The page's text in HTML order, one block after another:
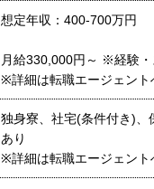
想定年収：400-700万円
月給330,000円～ ※経験・
※詳細は転職エージェント
独身寮、社宅(条件付き)、
あり
※詳細は転職エージェント